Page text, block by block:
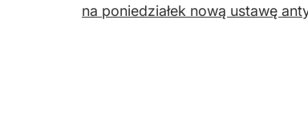
na poniedziałek nową ustawę